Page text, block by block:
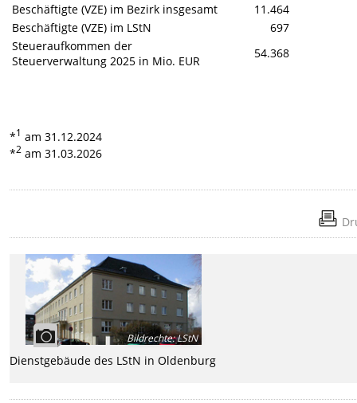
Beschäftigte (VZE) im Bezirk insgesamt
11.464
Beschäftigte (VZE) im LStN
697
Steueraufkommen der
Steuerverwaltung 2025 in Mio. EUR
54.368
*1 am 31.12.2024
*2 am 31.03.2026
Bildrechte:LStN
Dienstgebäude des LStN in Oldenburg